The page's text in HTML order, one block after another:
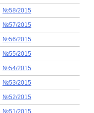
№58/2015
№57/2015
№56/2015
№55/2015
№54/2015
№53/2015
№52/2015
№51/2015